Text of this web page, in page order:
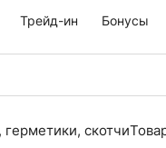
Трейд-ин Бонусы
герметики, скотчи